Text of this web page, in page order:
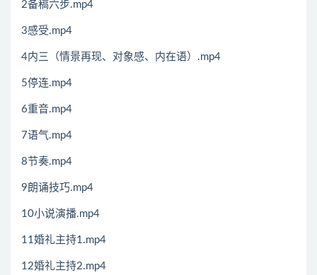
2备稿六步.mp4
3感受.mp4
4内三（情景再现、对象感、内在语）.mp4
5停连.mp4
6重音.mp4
7语气.mp4
8节奏.mp4
9朗诵技巧.mp4
10小说演播.mp4
11婚礼主持1.mp4
12婚礼主持2.mp4